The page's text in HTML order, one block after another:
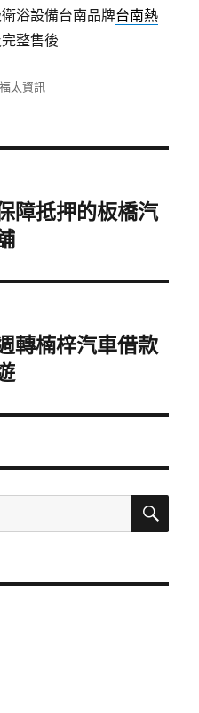
浴設備台南品牌台南熱
整售後
分
福太資訊
障抵押的板橋汽
轉楠梓汽車借款
搜